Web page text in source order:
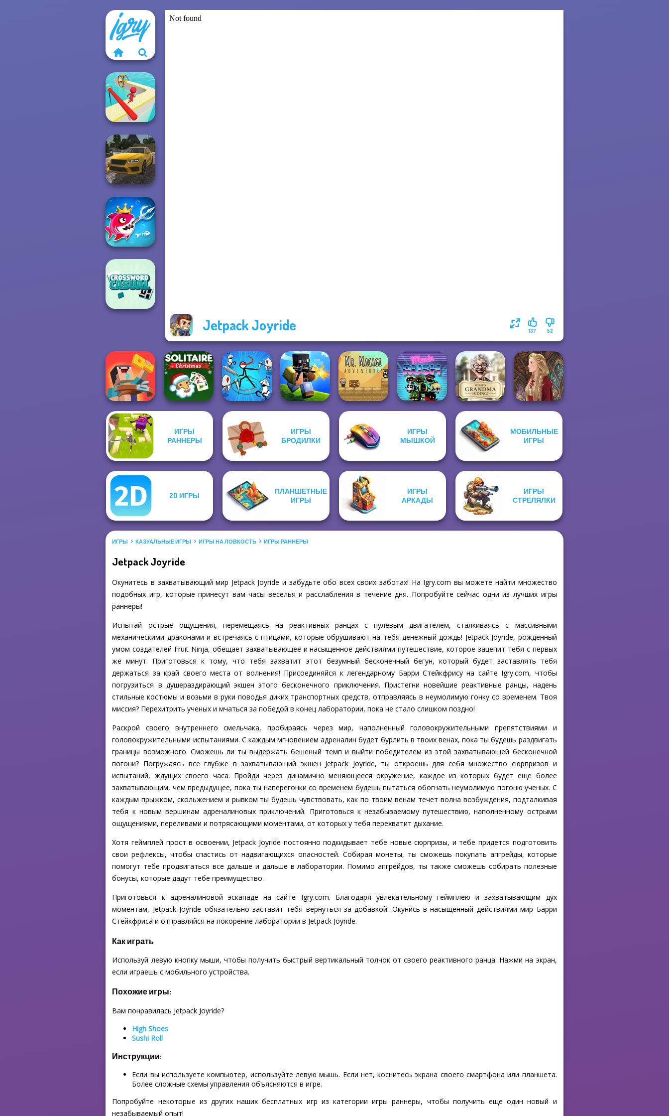
Jetpack Joyride 52
137
Fun Race 3D
Real Drift
Multiplayer
Fish Stab Getting
Big
Crossword
Noob: Zombie
Prison Escape
Solitaire Classic
Christmas
Stickman Rogue
Online
Poxel.io
Mr. Macagi
Adventures
Music Rush
What Is Grandma
Hiding
Medieval Doll
ИГРЫ
РАННЕРЫ
ИГРЫ
БРОДИЛКИ
ИГРЫ
МЫШКОЙ
МОБИЛЬНЫЕ
ИГРЫ
2D ИГРЫ
ПЛАНШЕТНЫЕ
ИГРЫ
ИГРЫ
АРКАДЫ
ИГРЫ
СТРЕЛЯЛКИ
ИГРЫ КАЗУАЛЬНЫЕ ИГРЫ ИГРЫ НА ЛОВКОСТЬ ИГРЫ РАННЕРЫ
Jetpack Joyride
Окунитесь в захватывающий мир Jetpack Joyride и забудьте обо всех своих заботах! На Igry.com вы можете найти множество
подобных игр, которые принесут вам часы веселья и расслабления в течение дня. Попробуйте сейчас одни из лучших игры
раннеры!
Испытай острые ощущения, перемещаясь на реактивных ранцах с пулевым двигателем, сталкиваясь с массивными
механическими драконами и встречаясь с птицами, которые обрушивают на тебя денежный дождь! Jetpack Joyride, рожденный
умом создателей Fruit Ninja, обещает захватывающее и насыщенное действиями путешествие, которое зацепит тебя с первых
же минут. Приготовься к тому, что тебя захватит этот безумный бесконечный бегун, который будет заставлять тебя
держаться за край своего места от волнения! Присоединяйся к легендарному Барри Стейкфрису на сайте Igry.com, чтобы
погрузиться в душераздирающий экшен этого бесконечного приключения. Пристегни новейшие реактивные ранцы, надень
стильные костюмы и возьми в руки поводья диких транспортных средств, отправляясь в неумолимую гонку со временем. Твоя
миссия? Перехитрить ученых и мчаться за победой в конец лаборатории, пока не стало слишком поздно!
Раскрой своего внутреннего смельчака, пробираясь через мир, наполненный головокружительными препятствиями и
головокружительными испытаниями. С каждым мгновением адреналин будет бурлить в твоих венах, пока ты будешь раздвигать
границы возможного. Сможешь ли ты выдержать бешеный темп и выйти победителем из этой захватывающей бесконечной
погони? Погружаясь все глубже в захватывающий экшен Jetpack Joyride, ты откроешь для себя множество сюрпризов и
испытаний, ждущих своего часа. Пройди через динамично меняющееся окружение, каждое из которых будет еще более
захватывающим, чем предыдущее, пока ты наперегонки со временем будешь пытаться обогнать неумолимую погоню ученых. С
каждым прыжком, скольжением и рывком ты будешь чувствовать, как по твоим венам течет волна возбуждения, подталкивая
тебя к новым вершинам адреналиновых приключений. Приготовься к незабываемому путешествию, наполненному острыми
ощущениями, переливами и потрясающими моментами, от которых у тебя перехватит дыхание.
Хотя геймплей прост в освоении, Jetpack Joyride постоянно подкидывает тебе новые сюрпризы, и тебе придется подготовить
свои рефлексы, чтобы спастись от надвигающихся опасностей. Собирая монеты, ты сможешь покупать апгрейды, которые
помогут тебе продвигаться все дальше и дальше в лаборатории. Помимо апгрейдов, ты также сможешь собирать полезные
бонусы, которые дадут тебе преимущество.
Приготовься к адреналиновой эскападе на сайте Igry.com. Благодаря увлекательному геймплею и захватывающим дух
моментам, Jetpack Joyride обязательно заставит тебя вернуться за добавкой. Окунись в насыщенный действиями мир Барри
Стейкфриса и отправляйся на покорение лаборатории в Jetpack Joyride.
Как играть
Используй левую кнопку мыши, чтобы получить быстрый вертикальный толчок от своего реактивного ранца. Нажми на экран,
если играешь с мобильного устройства.
Похожие игры:
Вам понравилась Jetpack Joyride?
High Shoes
Sushi Roll
Инструкции:
Если вы используете компьютер, используйте левую мышь. Если нет, коснитесь экрана своего смартфона или планшета.
Более сложные схемы управления объясняются в игре.
Попробуйте некоторые из других наших бесплатных игр из категории игры раннеры, чтобы получить еще один новый и
незабываемый опыт!